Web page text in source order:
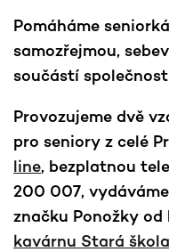
Pomáháme
samozřejmou,
součástí
Provozujeme dvě
pro seniory z celé
line, bezplatnou
200 007,
značku Ponožky
kavárnu Stará